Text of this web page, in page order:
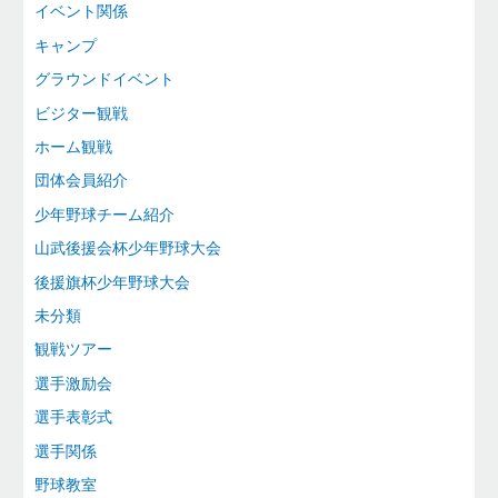
イベント関係
キャンプ
グラウンドイベント
ビジター観戦
ホーム観戦
団体会員紹介
少年野球チーム紹介
山武後援会杯少年野球大会
後援旗杯少年野球大会
未分類
観戦ツアー
選手激励会
選手表彰式
選手関係
野球教室